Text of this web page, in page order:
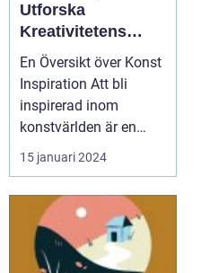
Utforska
Kreativitetens
Värld
En Översikt över Konst
Inspiration Att bli
inspirerad inom
konstvärlden är en
väsentlig del av att ...
15 januari 2024